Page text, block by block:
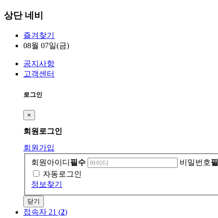
상단 네비
즐겨찾기
08월 07일(금)
공지사항
고객센터
로그인
×
회원 로그인
회원가입
회원아이디 필수 비밀번호
자동로그인
정보찾기
닫기
접속자 21 (2)